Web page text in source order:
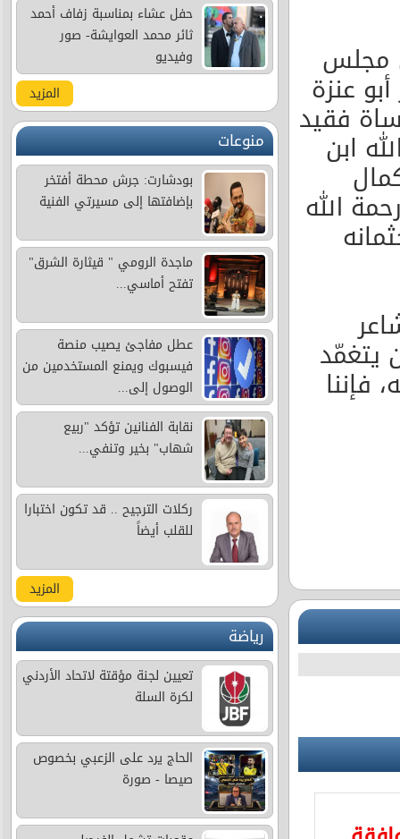
مجلس
عنزة
فقيد
ابن
الله
يتغمّد
فإننا
حفل عشاء بمناسبة زفاف أحمد
ثائر محمد العوايشة- صور
وفيديو
المزيد
منوعات
بودشارت: جرش محطة أفتخر
بإضافتها إلى مسيرتي الفنية
ماجدة الرومي " قيثارة الشرق"
تفتح أماسي...
عطل مفاجئ يصيب منصة
فيسبوك ويمنع المستخدمين من
الوصول إلى...
نقابة الفنانين تؤكد "ربيع
شهاب" بخير وتنفي...
ركلات الترجيح .. قد تكون اختبارا
للقلب أيضاً
المزيد
رياضة
تعيين لجنة مؤقتة لاتحاد الأردني
لكرة السلة
الحاج يرد على الزعبي بخصوص
صيصا - صورة